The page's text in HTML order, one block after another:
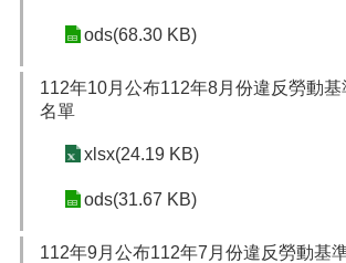
ods(68.30 KB)
112年10月公布112年8月份違反勞動
名單
xlsx(24.19 KB)
ods(31.67 KB)
112年9月公布112年7月份違反勞動基